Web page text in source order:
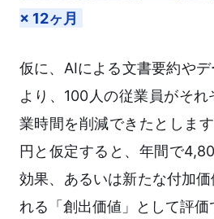
× 12ヶ月
仮に、AIによる文書要約や
より、100人の従業員がそ
業時間を削減できたとしま
円と仮定すると、年間で
効果、あるいは新たな付加
れる「創出価値」として評価